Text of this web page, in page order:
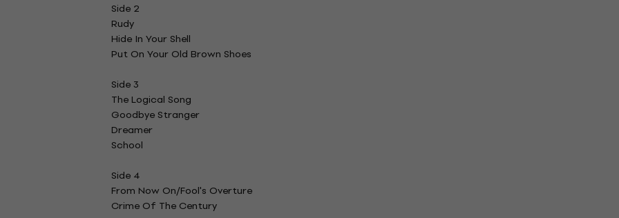
Side 2
Rudy
Hide In Your Shell
Put On Your Old Brown Shoes
Side 3
The Logical Song
Goodbye Stranger
Dreamer
School
Side 4
From Now On/Fool's Overture
Crime Of The Century